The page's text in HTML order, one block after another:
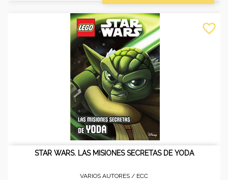
STAR WARS. LAS MISIONES SECRETAS DE YODA
VARIOS AUTORES / ECC
favorite_border